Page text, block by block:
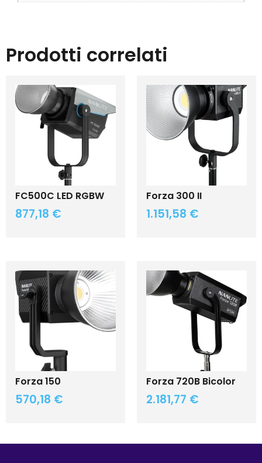
Prodotti correlati
FC500C LED RGBW
877,18 €
Forza 300 II
1.151,58 €
Forza 150
570,18 €
Forza 720B Bicolor
2.181,77 €